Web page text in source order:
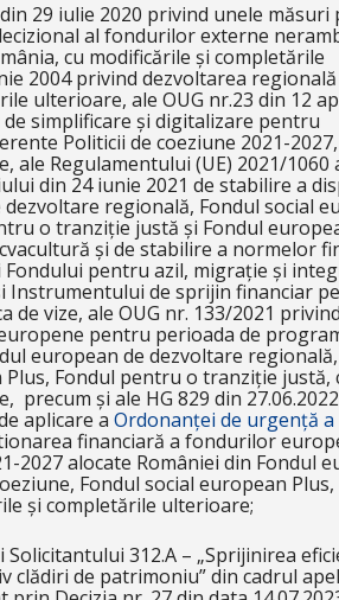
29 iulie 2020 privind unele măsuri
al fondurilor externe
cu modificările și completările
2004 privind dezvoltarea
ulterioare, ale OUG nr.23 din 12
simplificare și digitalizare pentru
Politicii de coeziune 2021-
ale Regulamentului (UE) 2021/1060
din 24 iunie 2021 de stabilire a
regională, Fondul social
o tranziție justă și Fondul
și de stabilire a normelor
pentru azil, migrație și
Instrumentului de sprijin financiar
vize, ale OUG nr. 133/2021 privind
pentru perioada de
european de dezvoltare
Fondul pentru o tranziție justă,
precum și ale HG 829 din
aplicare a Ordonanței de urgență a
financiară a fondurilor
2027 alocate României din Fondul
Fondul social european Plus,
și completările ulterioare;
312.A – „Sprijinirea
clădiri de patrimoniu” din cadrul